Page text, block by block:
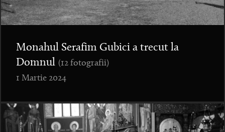
Monahul Serafim Gubici a trecut la
Domnul (12 fotografii)
1 Martie 2024